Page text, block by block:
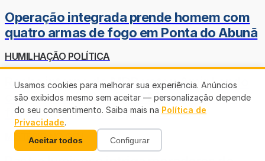
Operação integrada prende homem com
quatro armas de fogo em Ponta do Abunã
HUMILHAÇÃO POLÍTICA
Racha interno do MDB vetou Amir Lando
como vice de Confúcio Moura e expôs
fratura histórica no partido
MISTÉRIO NO CÉU
Usamos cookies para melhorar sua experiência. Anúncios
são exibidos mesmo sem aceitar — personalização depende
do seu consentimento. Saiba mais na Política de
Privacidade.
Aceitar todos Configurar